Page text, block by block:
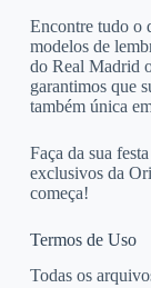
Encontre tudo o
modelos de
do Real Madrid
garantimos que
também única
Faça da sua
exclusivos da
começa!
Termos de Uso
Todas os